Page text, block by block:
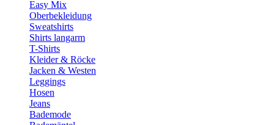
Easy Mix
Oberbekleidung
Sweatshirts
Shirts langarm
T-Shirts
Kleider & Röcke
Jacken & Westen
Leggings
Hosen
Jeans
Bademode